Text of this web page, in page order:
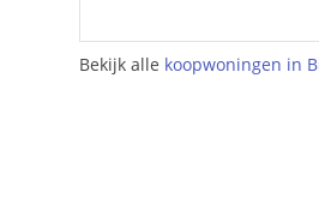
Bekijk alle koopwoningen in